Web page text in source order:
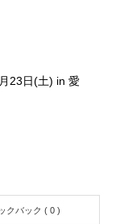
23日(土) in 愛
クバック ( 0 )